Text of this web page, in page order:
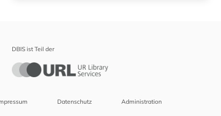
DBIS ist Teil der
Datenschutz Administration